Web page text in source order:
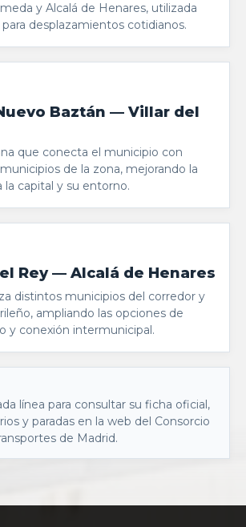
y Alcalá de Henares, utilizada
desplazamientos cotidianos.
Baztán — Villar del
que conecta el municipio con
de la zona, mejorando la
la capital y su entorno.
Rey — Alcalá de Henares
distintos municipios del corredor y
ampliando las opciones de
y conexión intermunicipal.
línea para consultar su ficha oficial,
y paradas en la web del Consorcio
de Madrid.